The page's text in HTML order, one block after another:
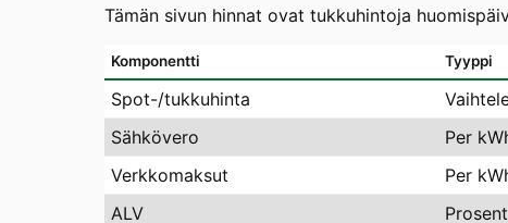
Tämän sivun hinnat ovat tukkuhintoja
Komponentti Tyyppi
Spot-/tukkuhinta
Sähkövero
Per
Verkkomaksut
Per
ALV